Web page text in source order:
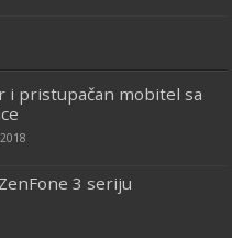
i pristupačan mobitel sa
3 seriju